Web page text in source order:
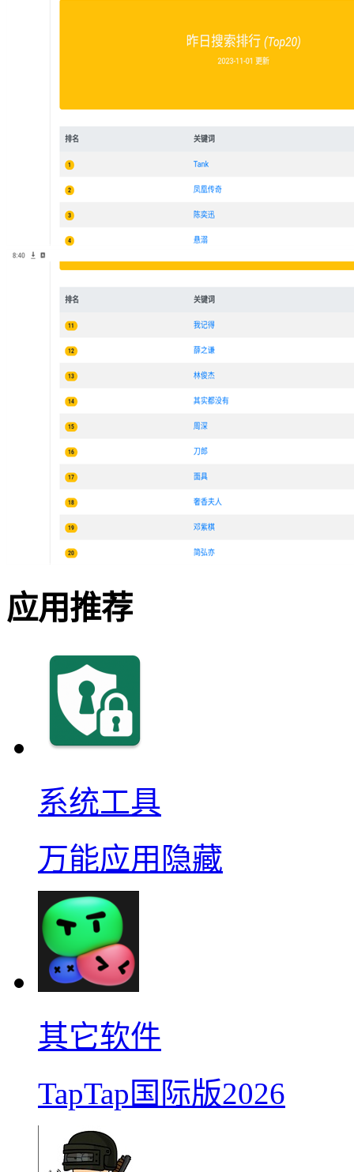
应用推荐
系统工具
万能应用隐藏
其它软件
TapTap国际版2026